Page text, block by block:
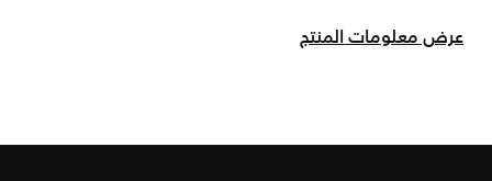
عرض معلومات المنتج